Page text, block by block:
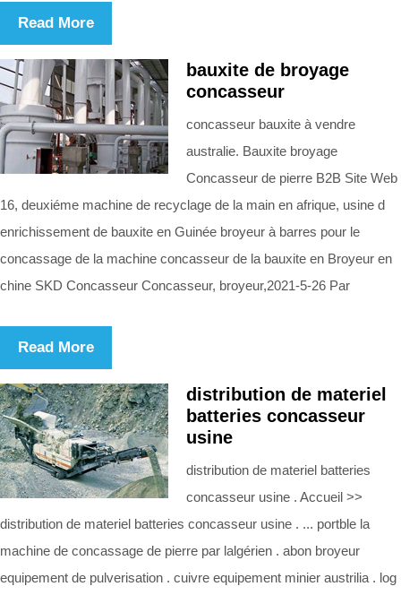
Read More
bauxite de broyage
concasseur
concasseur bauxite à vendre
australie. Bauxite broyage
Concasseur de pierre B2B Site Web
16, deuxiéme machine de recyclage de la main en afrique, usine d
enrichissement de bauxite en Guinée broyeur à barres pour le
concassage de la machine concasseur de la bauxite en Broyeur en
chine SKD Concasseur Concasseur, broyeur,2021-5-26 Par
Read More
distribution de materiel
batteries concasseur
usine
distribution de materiel batteries
concasseur usine . Accueil >>
distribution de materiel batteries concasseur usine . ... portble la
machine de concassage de pierre par lalgérien . abon broyeur
equipement de pulverisation . cuivre equipement minier austrilia . log